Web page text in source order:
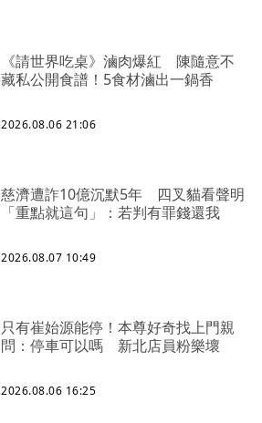
《請世界吃桌》滷肉爆紅 陳隨意不
藏私公開食譜！5食材滷出一鍋香
2026.08.06 21:06
慈濟遭詐10億沉默5年 四叉貓看聲明
「重點就這句」：若判有罪錢還我
2026.08.07 10:49
只有崔始源能停！本尊好奇找上門親
問：停車可以嗎 新北店員粉樂壞
2026.08.06 16:25